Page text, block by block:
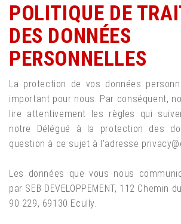
POLITIQUE DE
DES DONNÉES
PERSONNELLES
La protection de vos données
important pour nous. Par conséquent,
lire attentivement les règles qui
notre Délégué à la protection des
question à ce sujet à l’adresse
Les données que vous nous
par SEB DEVELOPPEMENT, 112 Chemin
90 229, 69130 Ecully.